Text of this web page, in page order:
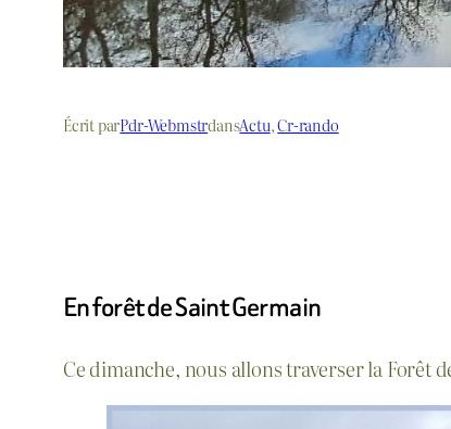
Écrit parPdr-WebmstrdansActu, Cr-rando
En forêt de Saint Germain
Ce dimanche, nous allons traverser la Forêt